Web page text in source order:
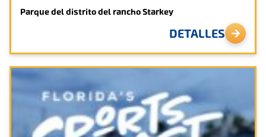
Parque del distrito del rancho Starkey
DETALLES